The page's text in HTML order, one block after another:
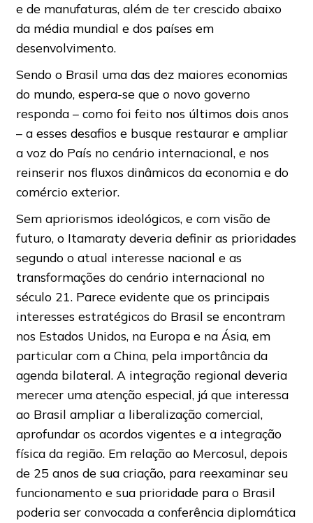
e de manufaturas, além de ter crescido abaixo
da média mundial e dos países em
desenvolvimento.
Sendo o Brasil uma das dez maiores economias
do mundo, espera-se que o novo governo
responda – como foi feito nos últimos dois anos
– a esses desafios e busque restaurar e ampliar
a voz do País no cenário internacional, e nos
reinserir nos fluxos dinâmicos da economia e do
comércio exterior.
Sem apriorismos ideológicos, e com visão de
futuro, o Itamaraty deveria definir as prioridades
segundo o atual interesse nacional e as
transformações do cenário internacional no
século 21. Parece evidente que os principais
interesses estratégicos do Brasil se encontram
nos Estados Unidos, na Europa e na Ásia, em
particular com a China, pela importância da
agenda bilateral. A integração regional deveria
merecer uma atenção especial, já que interessa
ao Brasil ampliar a liberalização comercial,
aprofundar os acordos vigentes e a integração
física da região. Em relação ao Mercosul, depois
de 25 anos de sua criação, para reexaminar seu
funcionamento e sua prioridade para o Brasil
poderia ser convocada a conferência diplomática